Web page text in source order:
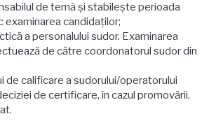
de temă şi stabileşte perioada
examinarea candidaţilor;
a personalului sudor. Examinarea
de către coordonatorul sudor din
de calificare a sudorului/operatorului
de certificare, în cazul promovării.